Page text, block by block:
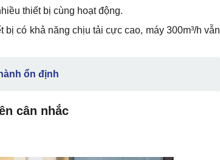
thiết bị cùng hoạt động.
có khả năng chịu tải cực cao, máy 300m³/h vẫn
ổn định
cân nhắc